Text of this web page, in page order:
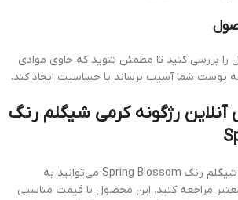
بررسی کنید تا مطمئن شوید که حاوی موادی
شما آسیب برساند یا حساسیت ایجاد کند.
رژگونه کرمی شیگلم رنگ
برای خرید رژگونه کرمی شیگلم رنگ Spring Blossom می‌توانید به
مراجعه کنید. این محصول با قیمت مناسبی